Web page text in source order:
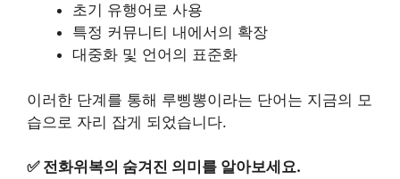
초기 유행어로 사용
특정 커뮤니티 내에서의 확장
대중화 및 언어의 표준화
이러한 단계를 통해 루삥뽕이라는 단어는 지금의 모
습으로 자리 잡게 되었습니다.
✅ 전화위복의 숨겨진 의미를 알아보세요.